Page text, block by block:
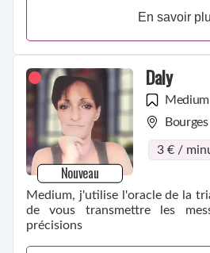
En savoir
Nouveau
Daly
Medium
Bourges
3 € /
Medium, j'utilise l'oracle de la
de vous transmettre les
précisions